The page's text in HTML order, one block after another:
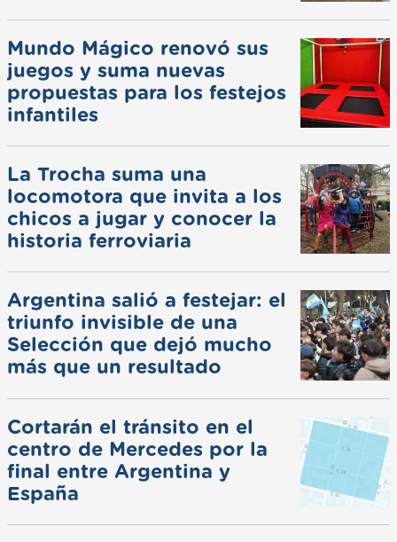
Mundo Mágico renovó sus
juegos y suma nuevas
propuestas para los festejos
infantiles
La Trocha suma una
locomotora que invita a los
chicos a jugar y conocer la
historia ferroviaria
Argentina salió a festejar: el
triunfo invisible de una
Selección que dejó mucho
más que un resultado
Cortarán el tránsito en el
centro de Mercedes por la
final entre Argentina y
España